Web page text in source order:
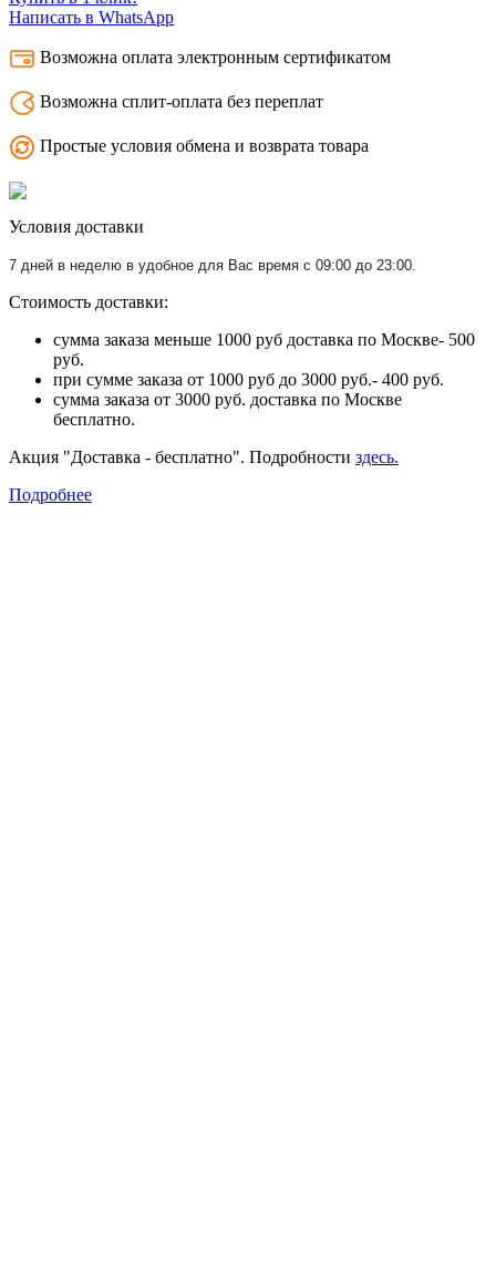
Написать в WhatsApp
Возможна оплата электронным сертификатом
Возможна сплит-оплата без переплат
Простые условия обмена и возврата товара
Условия доставки
7 дней в неделю в удобное для Вас время с 09:00 до 23:00.
Стоимость доставки:
сумма заказа меньше 1000 руб доставка по Москве- 500
руб.
при сумме заказа от 1000 руб до 3000 руб.- 400 руб.
сумма заказа от 3000 руб. доставка по Москве
бесплатно.
Акция "Доставка - бесплатно". Подробности здесь.
Подробнее